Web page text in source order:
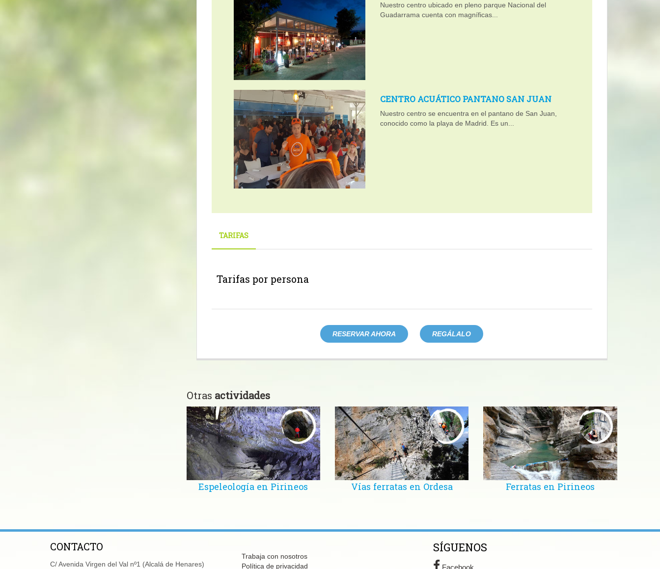
Nuestro centro ubicado en pleno parque Nacional del
Guadarrama cuenta con magníficas...
CENTRO ACUÁTICO PANTANO SAN JUAN
Nuestro centro se encuentra en el pantano de San Juan,
conocido como la playa de Madrid. Es un...
TARIFAS
Tarifas por persona
RESERVAR AHORA REGÁLALO
Otras actividades
Espeleología en Pirineos Vías ferratas en Ordesa Ferratas en Pirineos
CONTACTO
C/ Avenida Virgen del Val nº1 (Alcalá de Henares)
Trabaja con nosotros
Política de privacidad
SÍGUENOS
Facebook